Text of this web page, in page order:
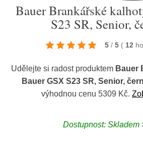
Bauer Brankářské
S23 SR, Senior,
5 / 5 ( 12
Udělejte si radost produktem Bauer
Bauer GSX S23 SR, Senior,
výhodnou cenu 5309 Kč.
Dostupnost: Skladem